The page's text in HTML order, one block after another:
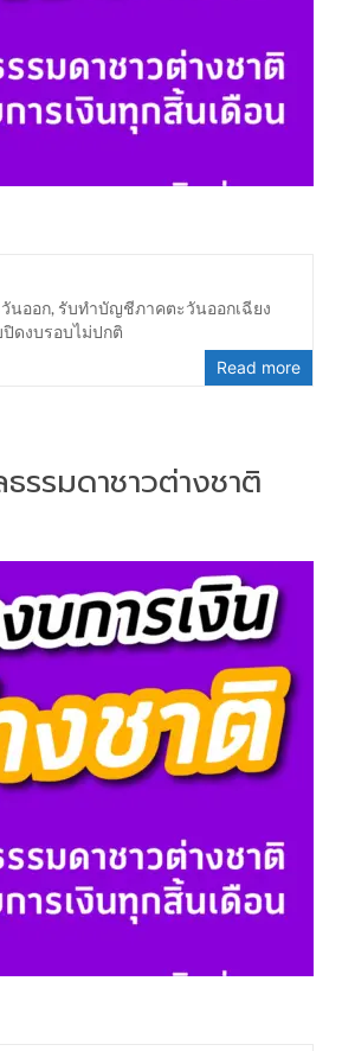
นออก, รับทำบัญชีภาคตะวันออกเฉียง
ปิดงบรอบไม่ปกติ
Read more
รรมดาชาวต่างชาติ